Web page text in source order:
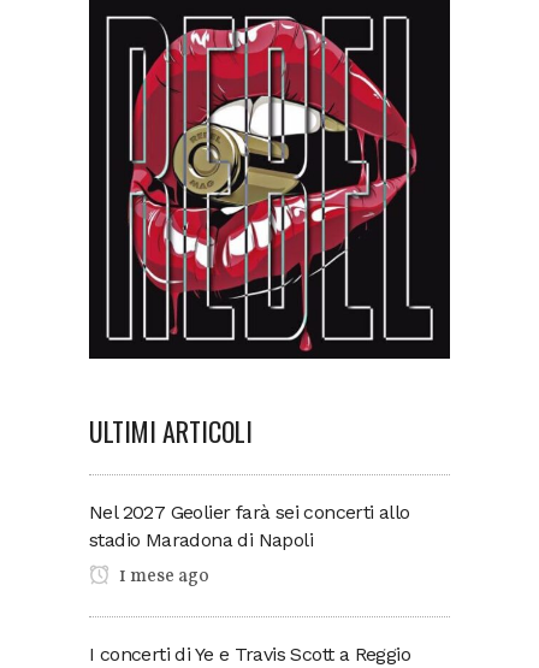
ULTIMI ARTICOLI
Nel 2027 Geolier farà sei concerti allo
stadio Maradona di Napoli
1 mese ago
I concerti di Ye e Travis Scott a Reggio